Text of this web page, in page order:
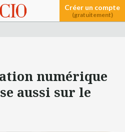
Créer un compte
(gratuitement)
numérique
aussi sur le